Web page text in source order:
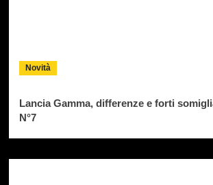
Novità
Lancia Gamma, differenze e forti
N°7